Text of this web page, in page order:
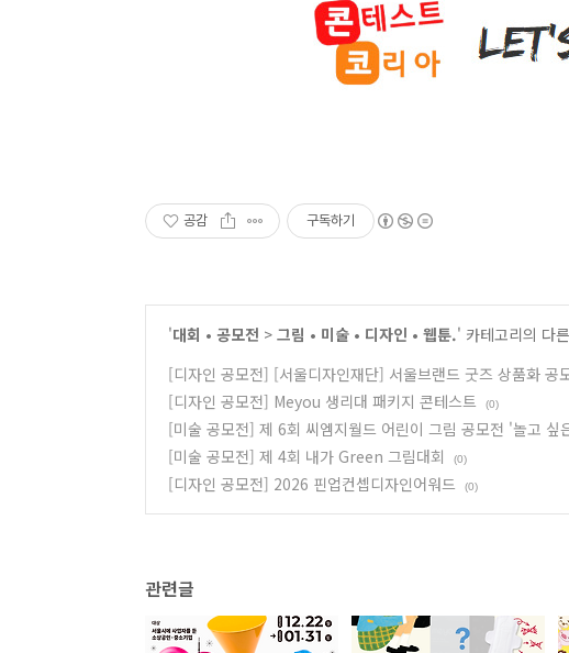
공감 구독하기
'대회 • 공모전 > 그림 • 미술 • 디자인 • 웹툰.' 카테고리의 다
[디자인 공모전] [서울디자인재단] 서울브랜드 굿즈 상품화 공
[디자인 공모전] Meyou 생리대 패키지 콘테스트 (0)
[미술 공모전] 제 6회 씨엠지월드 어린이 그림 공모전 '놀고 싶
[미술 공모전] 제 4회 내가 Green 그림대회 (0)
[디자인 공모전] 2026 핀업컨셉디자인어워드 (0)
관련글